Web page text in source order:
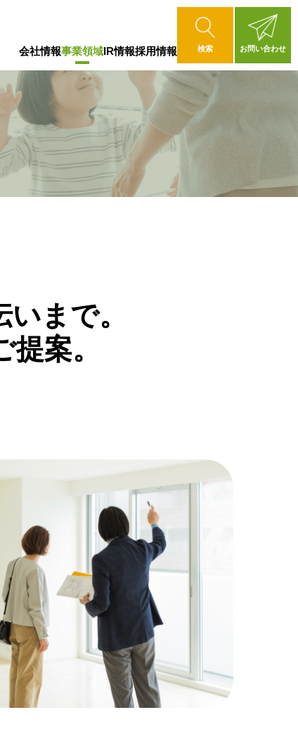
会社情報事業領域IR情報採用情報 検索 お問い合わせ
まで。
案。